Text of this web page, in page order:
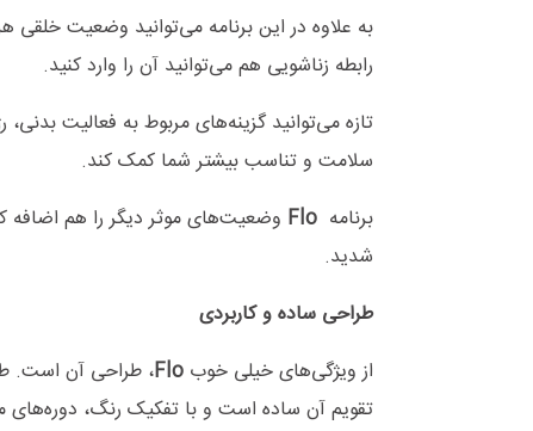
به علاوه در این برنامه می‌توانید وضعیت
رابطه زناشویی هم می‌توانید آن را وارد کنید.
تازه می‌توانید گزینه‌های مربوط به فعالیت
سلامت و تناسب بیشتر شما کمک کند.
برنامه Flo وضعیت‌های موثر دیگر را هم اضافه
شدید.
طراحی ساده و کاربردی
از ویژگی‌های خیلی خوبFlo، طراحی آن است.
تقویم آن ساده است و با تفکیک رنگ، دوره‌های